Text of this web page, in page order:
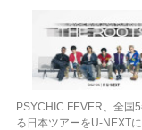
PSYCHIC FEVER、全国
る日本ツアーをU‐NEXT